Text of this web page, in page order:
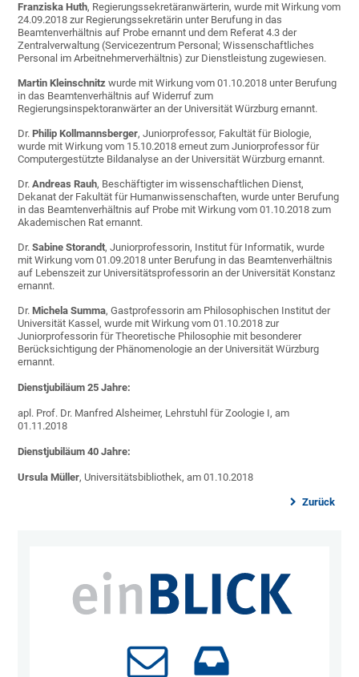
Franziska Huth, Regierungssekretäranwärterin, wurde mit Wirkung vom
24.09.2018 zur Regierungssekretärin unter Berufung in das
Beamtenverhältnis auf Probe ernannt und dem Referat 4.3 der
Zentralverwaltung (Servicezentrum Personal; Wissenschaftliches
Personal im Arbeitnehmerverhältnis) zur Dienstleistung zugewiesen.
Martin Kleinschnitz wurde mit Wirkung vom 01.10.2018 unter Berufung
in das Beamtenverhältnis auf Widerruf zum
Regierungsinspektoranwärter an der Universität Würzburg ernannt.
Dr.Philip Kollmannsberger, Juniorprofessor, Fakultät für Biologie,
wurde mit Wirkung vom 15.10.2018 erneut zum Juniorprofessor für
Computergestützte Bildanalyse an der Universität Würzburg ernannt.
Dr. Andreas Rauh, Beschäftigter im wissenschaftlichen Dienst,
Dekanat der Fakultät für Humanwissenschaften, wurde unter Berufung
in das Beamtenverhältnis auf Probe mit Wirkung vom 01.10.2018 zum
Akademischen Rat ernannt.
Dr.Sabine Storandt, Juniorprofessorin, Institut für Informatik, wurde
mit Wirkung vom 01.09.2018 unter Berufung in das Beamtenverhältnis
auf Lebenszeit zur Universitätsprofessorin an der Universität Konstanz
ernannt.
Dr.Michela Summa, Gastprofessorin am Philosophischen Institut der
Universität Kassel, wurde mit Wirkung vom 01.10.2018 zur
Juniorprofessorin für Theoretische Philosophie mit besonderer
Berücksichtigung der Phänomenologie an der Universität Würzburg
ernannt.
Dienstjubiläum 25 Jahre:
apl. Prof. Dr. Manfred Alsheimer, Lehrstuhl für Zoologie I, am
01.11.2018
Dienstjubiläum 40 Jahre:
Ursula Müller, Universitätsbibliothek, am 01.10.2018
Zurück